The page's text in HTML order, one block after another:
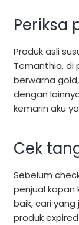
Periksa
Produk asli
Temanthia, di
berwarna
dengan
kemarin aku
Cek
Sebelum
penjual kapan
baik, cari
produk